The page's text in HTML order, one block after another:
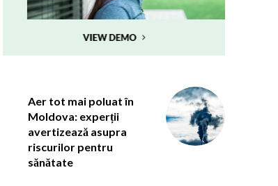
Aer tot mai poluat în
Moldova: experții
avertizează asupra
riscurilor pentru
sănătate